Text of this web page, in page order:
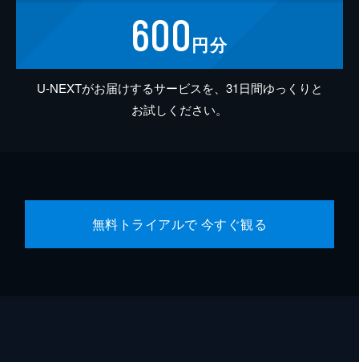
600円分
U-NEXTがお届けするサービスを、31日間ゆっくりと
お試しください。
無料トライアルで 今すぐ観る